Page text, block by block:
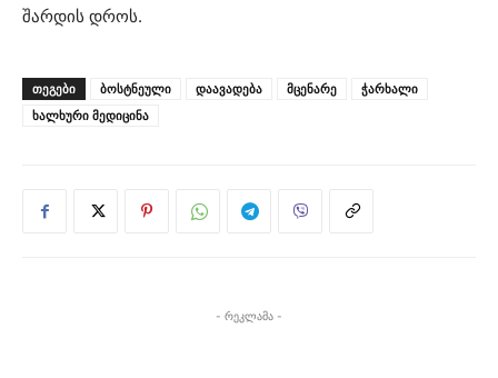
შარდის დროს.
ᲗᲔᲒᲔᲑᲘ ბოსტნეული დაავადება მცენარე
ჭარხალი
ხალხური მედიცინა
- რეკლამა -